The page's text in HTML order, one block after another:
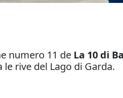
numero 11 de La 10 di
rive del Lago di Garda.